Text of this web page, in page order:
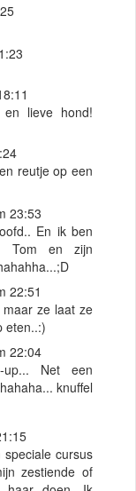
lieve hond!
reutje op een
23:53
En ik ben
Tom en zijn
22:51
ze laat ze
eten..:)
22:04
Net een
knuffel
cursus
zestiende of